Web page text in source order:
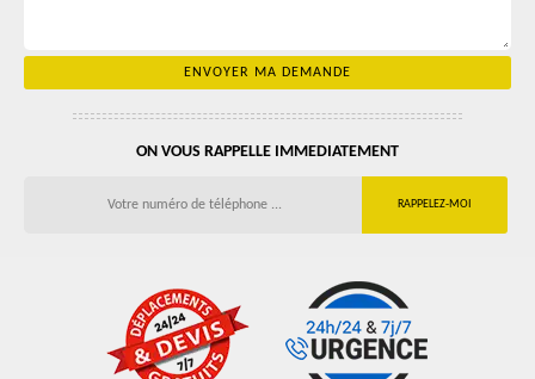
ON VOUS RAPPELLE IMMEDIATEMENT